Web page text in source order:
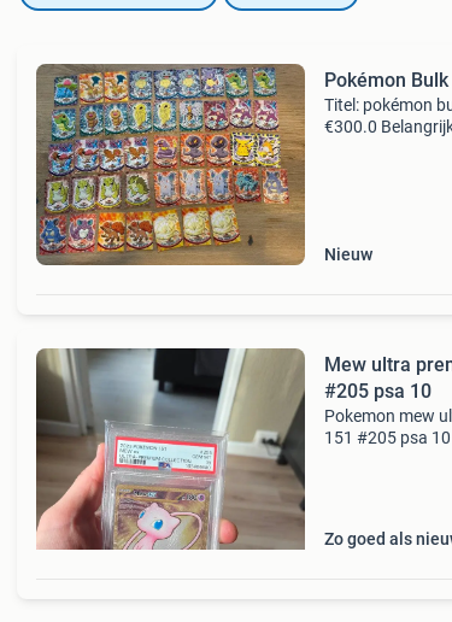
Pokémon
Titel: pokémon
€300.0
Nieuw
Mew ultra
#205 psa 10
Pokemon mew
151 #205 psa 10
Zo goed als